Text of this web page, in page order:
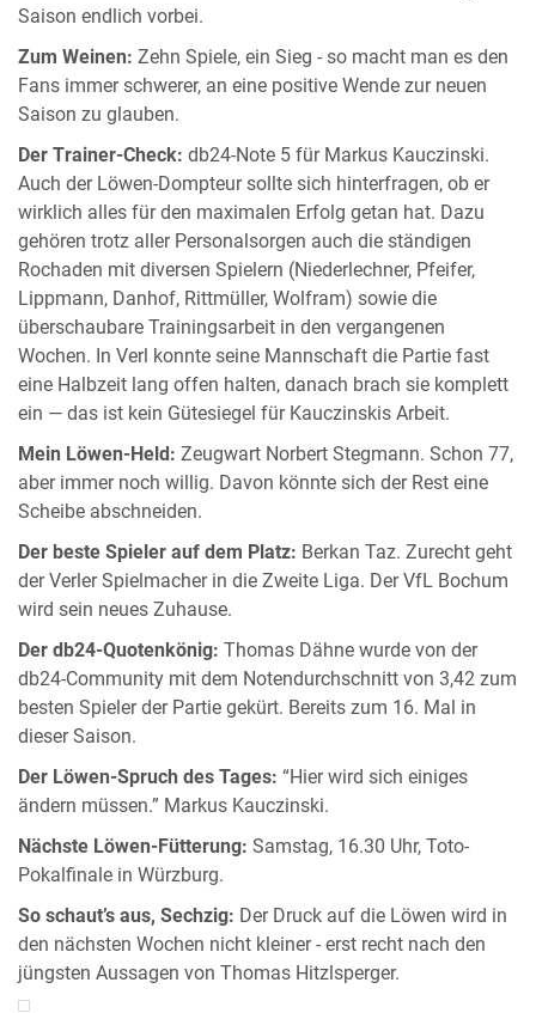
Saison endlich vorbei.
Zum Weinen: Zehn Spiele, ein Sieg - so macht man es den
Fans immer schwerer, an eine positive Wende zur neuen
Saison zu glauben.
Der Trainer-Check: db24-Note 5 für Markus Kauczinski.
Auch der Löwen-Dompteur sollte sich hinterfragen, ob er
wirklich alles für den maximalen Erfolg getan hat. Dazu
gehören trotz aller Personalsorgen auch die ständigen
Rochaden mit diversen Spielern (Niederlechner, Pfeifer,
Lippmann, Danhof, Rittmüller, Wolfram) sowie die
überschaubare Trainingsarbeit in den vergangenen
Wochen. In Verl konnte seine Mannschaft die Partie fast
eine Halbzeit lang offen halten, danach brach sie komplett
ein — das ist kein Gütesiegel für Kauczinskis Arbeit.
Mein Löwen-Held: Zeugwart Norbert Stegmann. Schon 77,
aber immer noch willig. Davon könnte sich der Rest eine
Scheibe abschneiden.
Der beste Spieler auf dem Platz: Berkan Taz. Zurecht geht
der Verler Spielmacher in die Zweite Liga. Der VfL Bochum
wird sein neues Zuhause.
Der db24-Quotenkönig: Thomas Dähne wurde von der
db24-Community mit dem Notendurchschnitt von 3,42 zum
besten Spieler der Partie gekürt. Bereits zum 16. Mal in
dieser Saison.
Der Löwen-Spruch des Tages: “Hier wird sich einiges
ändern müssen.” Markus Kauczinski.
Nächste Löwen-Fütterung: Samstag, 16.30 Uhr, Toto-
Pokalfinale in Würzburg.
So schaut’s aus, Sechzig: Der Druck auf die Löwen wird in
den nächsten Wochen nicht kleiner - erst recht nach den
jüngsten Aussagen von Thomas Hitzlsperger.